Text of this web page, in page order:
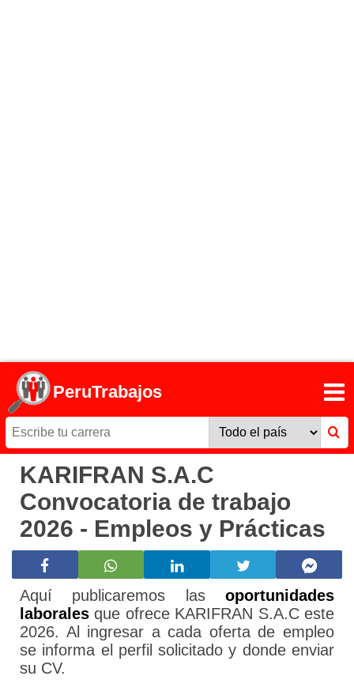
PeruTrabajos
KARIFRAN S.A.C
Convocatoria de trabajo
2026 - Empleos y Prácticas
Aquí publicaremos las oportunidades
laborales que ofrece KARIFRAN S.A.C este
2026. Al ingresar a cada oferta de empleo
se informa el perfil solicitado y donde enviar
su CV.